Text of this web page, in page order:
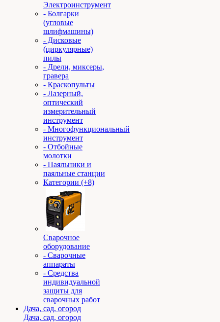
Электроинструмент
- Болгарки
(угловые
шлифмашины)
- Дисковые
(циркулярные)
пилы
- Дрели, миксеры,
гравера
- Краскопульты
- Лазерный,
оптический
измерительный
инструмент
- Многофункциональный
инструмент
- Отбойные
молотки
- Паяльники и
паяльные станции
Категории (+8)
Сварочное
оборудование
- Сварочные
аппараты
- Средства
индивидуальной
защиты для
сварочных работ
Дача, сад, огород
Дача, сад, огород